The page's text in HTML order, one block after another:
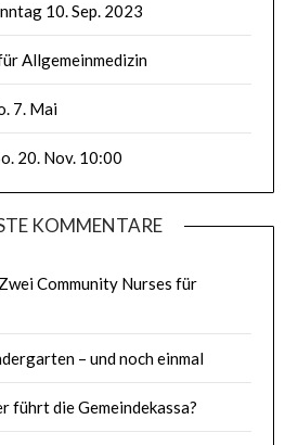
10. Sep. 2023
Allgemeinmedizin
7. Mai
20. Nov. 10:00
KOMMENTARE
Zwei Community Nurses für
– und noch einmal
führt die Gemeindekassa?